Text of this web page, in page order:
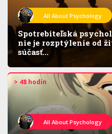
All About Psychology
Spotrebiteľská
nie je rozptýlenie od
súčasť...
> 48 hodín
All About Psychology